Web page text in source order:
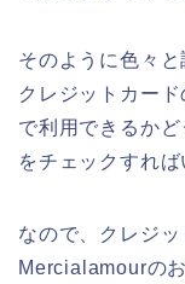
そのように色々と
クレジットカー
で利用できるか
をチェックすれ
なので、クレジ
Mercialamourの